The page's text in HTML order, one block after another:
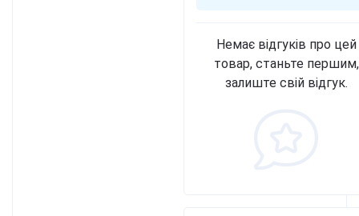
Немає відгуків про цей
товар, станьте першим,
залиште свій відгук.